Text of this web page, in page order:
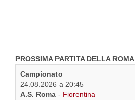
PROSSIMA PARTITA DELLA ROMA
Campionato
24.08.2026 a 20:45
A.S. Roma - Fiorentina